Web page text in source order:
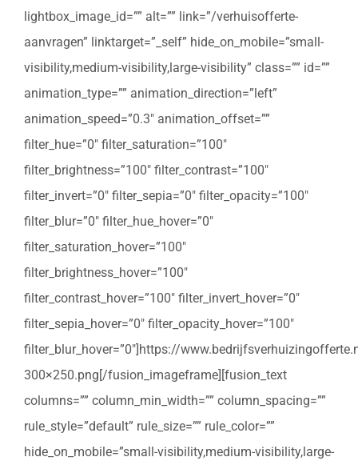
lightbox_image_id=”” alt=”” link=”/verhuisofferte-
aanvragen” linktarget=”_self” hide_on_mobile=”small-
visibility,medium-visibility,large-visibility” class=”” id=””
animation_type=”” animation_direction=”left”
animation_speed=”0.3″ animation_offset=””
filter_hue=”0″ filter_saturation=”100″
filter_brightness=”100″ filter_contrast=”100″
filter_invert=”0″ filter_sepia=”0″ filter_opacity=”100″
filter_blur=”0″ filter_hue_hover=”0″
filter_saturation_hover=”100″
filter_brightness_hover=”100″
filter_contrast_hover=”100″ filter_invert_hover=”0″
filter_sepia_hover=”0″ filter_opacity_hover=”100″
filter_blur_hover=”0″]https://
300×250.png[/fusion_imageframe][fusion_text
columns=”” column_min_width=”” column_spacing=””
rule_style=”default” rule_size=”” rule_color=””
hide_on_mobile=”small-visibility,medium-visibility,large-